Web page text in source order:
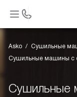
Asko
Сушильные
Сушильные машины с
Сушильные